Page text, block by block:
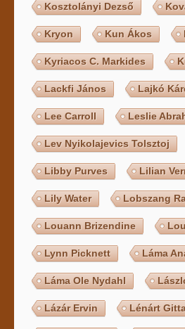
Kosztolányi Dezső
Kryon Kun Ákos
Kyriacos C. Markides
Lackfi János Lajkó
Lee Carroll Leslie
Lev Nyikolajevics Tolsztoj
Libby Purves Lilian
Lily Water Lobszang
Louann Brizendine
Lynn Picknett Láma
Láma Ole Nydahl
Lázár Ervin Lénárt